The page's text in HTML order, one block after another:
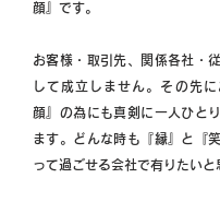
顔』です。
お客様・取引先、関係各社・
して成立しません。その先
顔』の為にも真剣に一人ひと
ます。どんな時も『縁』と『
って過ごせる会社で有りたいと